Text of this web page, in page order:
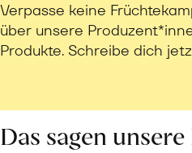
Verpasse keine
über unsere
Produkte. Schreibe dich
Das sagen